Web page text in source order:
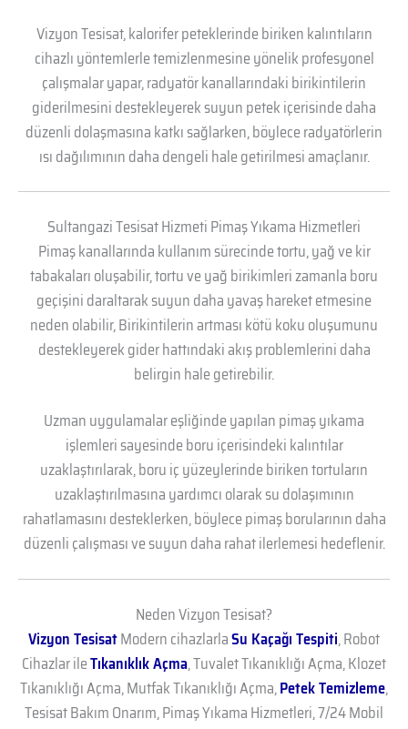
Vizyon Tesisat, kalorifer peteklerinde biriken kalıntıların
cihazlı yöntemlerle temizlenmesine yönelik profesyonel
çalışmalar yapar, radyatör kanallarındaki birikintilerin
giderilmesini destekleyerek suyun petek içerisinde daha
düzenli dolaşmasına katkı sağlarken, böylece radyatörlerin
ısı dağılımının daha dengeli hale getirilmesi amaçlanır.
Sultangazi Tesisat Hizmeti Pimaş Yıkama Hizmetleri
Pimaş kanallarında kullanım sürecinde tortu, yağ ve kir
tabakaları oluşabilir, tortu ve yağ birikimleri zamanla boru
geçişini daraltarak suyun daha yavaş hareket etmesine
neden olabilir, Birikintilerin artması kötü koku oluşumunu
destekleyerek gider hattındaki akış problemlerini daha
belirgin hale getirebilir.
Uzman uygulamalar eşliğinde yapılan pimaş yıkama
işlemleri sayesinde boru içerisindeki kalıntılar
uzaklaştırılarak, boru iç yüzeylerinde biriken tortuların
uzaklaştırılmasına yardımcı olarak su dolaşımının
rahatlamasını desteklerken, böylece pimaş borularının daha
düzenli çalışması ve suyun daha rahat ilerlemesi hedeflenir.
Neden Vizyon Tesisat?
Vizyon TesisatModern cihazlarlaSu Kaçağı Tespiti, Robot
Cihazlar ileTıkanıklık Açma, Tuvalet Tıkanıklığı Açma, Klozet
Tıkanıklığı Açma, Mutfak Tıkanıklığı Açma,Petek Temizleme,
Tesisat Bakım Onarım, Pimaş Yıkama Hizmetleri, 7/24 Mobil